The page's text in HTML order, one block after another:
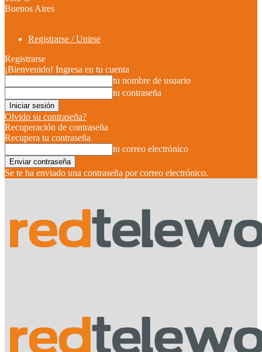
Buenos Aires
Registrarse / Unirse
Registrarse
¡Bienvenido! Ingresa en tu cuenta
tu nombre de usuario
tu contraseña
Olvido su contraseña?
Recuperación de contraseña
Recupera tu contraseña
tu correo electrónico
Se te ha enviado una contraseña por correo electrónico.